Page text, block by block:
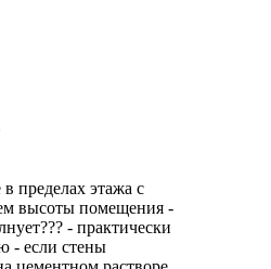
пределах этажа с
высоты помещения -
- практически
- если стены